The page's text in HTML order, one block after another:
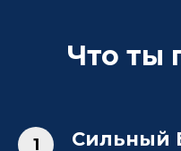
Что ты
Сильный